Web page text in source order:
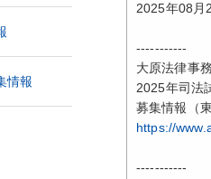
2025年08
-----------
大原法律事
2025年司法
募集情報（東
https://
-----------
情報